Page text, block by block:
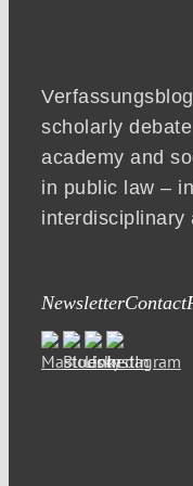
scholarly
academy and
in public law –
interdisciplinary
NewsletterContact